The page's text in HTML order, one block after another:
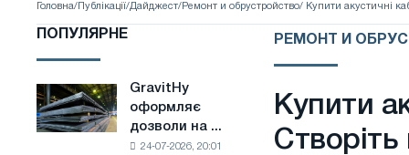
Головна/ Публікації/Дайджест/ Ремонт и обрустройство/ Купити акустичні
ПОПУЛЯРНЕ
GravitHy
оформляє
дозволи
GravitHy
оформляє
дозволи на ...
24-07-2026, 20:01
РЕМОНТ И
Купити